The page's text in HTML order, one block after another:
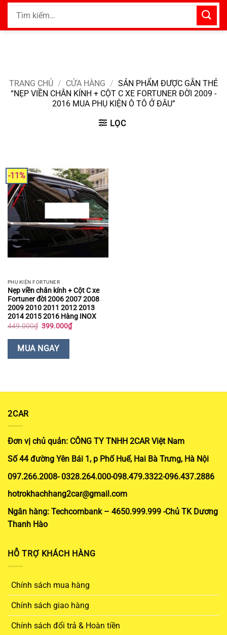
Bỏ
nội
Tìm
TRANG CHỦ / CỬA HÀNG / SẢN PHẨM ĐƯỢC GẮN THẺ
“NẸP VIỀN CHÂN KÍNH + CỘT C XE FORTUNER ĐỜI 2009 -
2016 MUA PHỤ KIỆN Ô TÔ Ở ĐÂU”
LỌC
-11%
PHỤ KIỆN FORTUNER
Nẹp viền chân kính + Cột C xe
Fortuner đời 2006 2007 2008
2009 2010 2011 2012 2013
2014 2015 2016 Hàng INOX
449.000₫ Giá
là:
449.000₫.
399.000₫Giá
hiện
MUA NGAY
2CAR
Đơn vị chủ quản: CÔNG TY TNHH 2CAR Việt Nam
Số 44 đường Yên Bái 1, p Phố Huế, Hai Bà Trưng, Hà Nội
097.266.2008- 0328.264.000-098.479.3322-096.437.2886
hotrokhachhang2car@gmail.com
Ngân hàng: Techcombank – 4650.999.999 -Chủ TK Dương
Thanh Hào
HỖ TRỢ KHÁCH HÀNG
Chính sách mua hàng
Chính sách giao hàng
Chính sách đổi trả & Hoàn tiền